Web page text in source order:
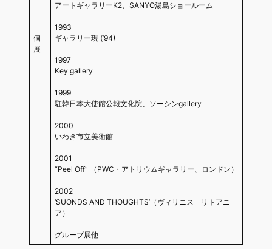
個
展
アートギャラリーK2、SANYO湯島ショールーム
1993
ギャラリー現 (’94)
1997
Key gallery
1999
駐韓日本大使館公報文化院、ソーシンgallery
2000
いわき市立美術館
2001
“Peel Off” （PWC・アトリウムギャラリー、ロンドン）
2002
‘SUONDS AND THOUGHTS’（ヴィリニス リトアニ
ア）
グループ展他